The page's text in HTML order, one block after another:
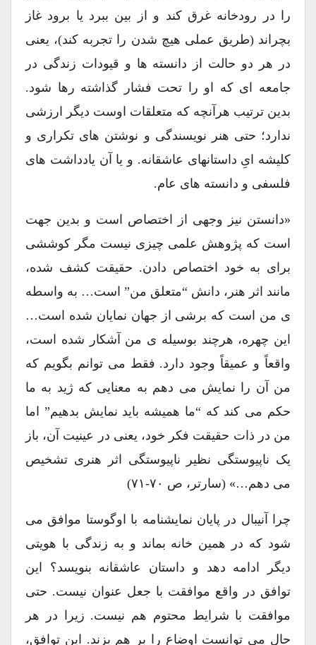
را در رودخانه غرق کند و از بین ببرد یا برود غاز
بچراند (طریق عملی هیچ شدن را تجربه کند)، یعنی
در هر دو حالت از دانسته ها و قیودات زندگی در
جامعه ای که او را تحت فشار گذاشته رها شود.
بدین ترتیب هرآنچه که متعلقات اوست دیگر ارزشی
ندارد؛ حتی هنر نویسندگی و نوشتن های تکراری و
کلیشه ایِ داستانهای عاشقانه. و یا آن یادداشت های
فلسفی و دانسته های عام.
«دانستن نیز وجهی از اختصاص است و بدین جهت
است که پژوهش علمی چیزی نیست مگر کوششی
برای به خود اختصاص دادن. حقیقت کشف شده،
مانند اثر هنر، دانش “متعلق من” است… به واسطه
ی من است که برشی از جهان نمایان شده است…
این چهره، هرچند بوسیله ی من آشکار شده است،
واقعاً و عمیقاً وجود دارد. فقط می توانم بگویم که
من آن را نمایش می دهم به معنایی که ژید به ما
حکم می کند که “ما همیشه باید نمایش بدهیم” اما
من در ذات حقیقت فکر خود، یعنی در عینیت آن، باز
یک ناپیوستگی نظیر ناپیوستگی اثر هنری تشخیص
می دهم…» (سارتر، ص ۷۰-۷۱)
چرا آنیبال در پایان نمایشنامه با اوگوستا موافق می
شود که در همین خانه بماند و به زندگی با هویتی
دیگر ادامه دهد و داستان عاشقانه بنویسد؟ این
توافق در واقع موافقت با جعل عنوان نیست. حتی
موافقت با شرایط محتوم هم نیست. زیرا در هر
حال می توانست اوضاع را بر هم بزند. این توافق،